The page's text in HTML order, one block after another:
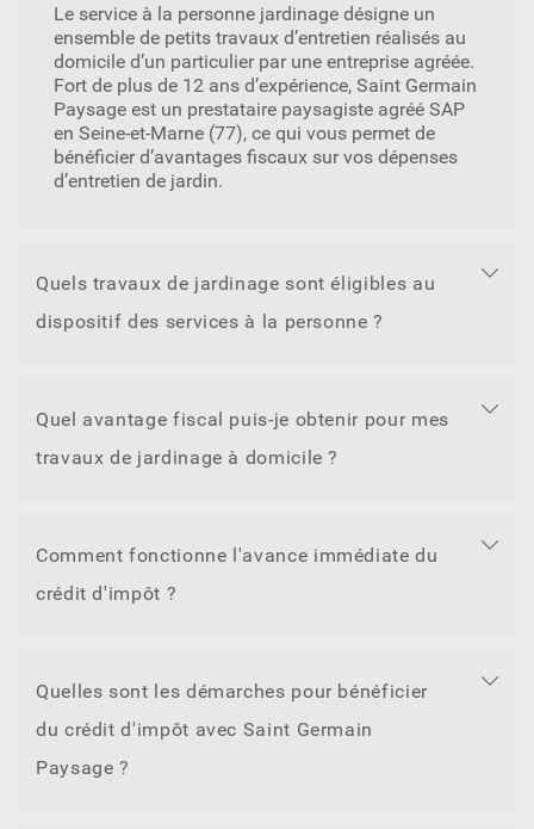
Le service à la personne jardinage désigne un
ensemble de petits travaux d’entretien réalisés au
domicile d’un particulier par une entreprise agréée.
Fort de plus de 12 ans d’expérience, Saint Germain
Paysage est un prestataire paysagiste agréé SAP
en Seine-et-Marne (77), ce qui vous permet de
bénéficier d’avantages fiscaux sur vos dépenses
d’entretien de jardin.
Quels travaux de jardinage sont éligibles au
dispositif des services à la personne ?
Quel avantage fiscal puis-je obtenir pour mes
travaux de jardinage à domicile ?
Comment fonctionne l'avance immédiate du
crédit d'impôt ?
Quelles sont les démarches pour bénéficier
du crédit d'impôt avec Saint Germain
Paysage ?